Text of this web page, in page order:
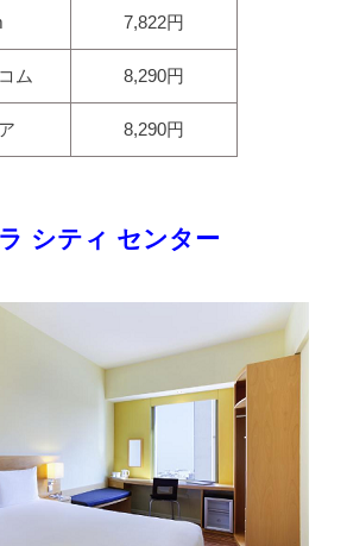
7,822円
ム 8,290円
8,290円
シティ センター